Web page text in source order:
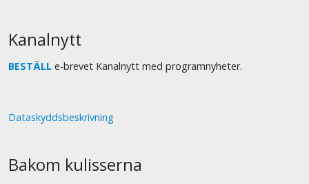
Kanalnytt
BESTÄLL e-brevet Kanalnytt med programnyheter.
Dataskyddsbeskrivning
Bakom kulisserna